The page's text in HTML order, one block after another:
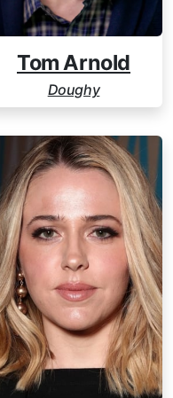
Tom Arnold
Doughy